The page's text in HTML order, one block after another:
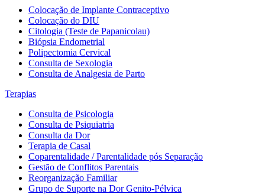
Colocação de Implante Contraceptivo
Colocação do DIU
Citologia (Teste de Papanicolau)
Biópsia Endometrial
Polipectomia Cervical
Consulta de Sexologia
Consulta de Analgesia de Parto
Terapias
Consulta de Psicologia
Consulta de Psiquiatria
Consulta da Dor
Terapia de Casal
Coparentalidade / Parentalidade pós Separação
Gestão de Conflitos Parentais
Reorganização Familiar
Grupo de Suporte na Dor Genito-Pélvica